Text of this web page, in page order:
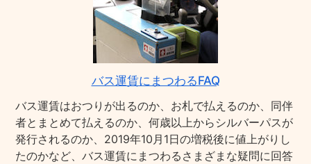
バス運賃にまつわるFAQ
バス運賃はおつりが出るのか、お札で払えるのか、同伴
者とまとめて払えるのか、何歳以上からシルバーパスが
発行されるのか、2019年10月1日の増税後に値上がりし
たのかなど、バス運賃にまつわるさまざまな疑問に回答